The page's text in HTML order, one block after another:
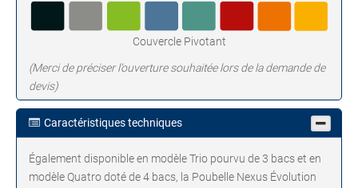
Couvercle Pivotant
(Merci de préciser l’ouverture souhaitée lors de la demande de
devis)
Caractéristiques techniques
Également disponible en modèle Trio pourvu de 3 bacs et en
modèle Quatro doté de 4 bacs, la Poubelle Nexus Évolution